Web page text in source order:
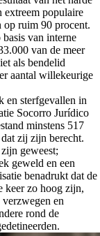
extreem populaire
op ruim 90 procent.
van interne
van de meer
als bendelid
aantal willekeurige
en sterfgevallen in
Socorro Jurídico
minstens 517
zij zijn berecht.
geweest;
geweld en een
benadrukt dat de
keer zo hoog zijn,
en
rond de